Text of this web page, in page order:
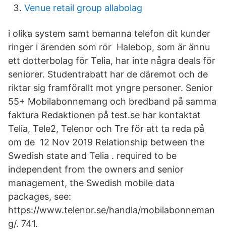
Venue retail group allabolag
i olika system samt bemanna telefon dit kunder
ringer i ärenden som rör Halebop, som är ännu
ett dotterbolag för Telia, har inte några deals för
seniorer. Studentrabatt har de däremot och de
riktar sig framförallt mot yngre personer. Senior
55+ Mobilabonnemang och bredband på samma
faktura Redaktionen på test.se har kontaktat
Telia, Tele2, Telenor och Tre för att ta reda på
om de 12 Nov 2019 Relationship between the
Swedish state and Telia . required to be
independent from the owners and senior
management, the Swedish mobile data
packages, see:
https://www.telenor.se/handla/mobilabonneman
g/. 741.